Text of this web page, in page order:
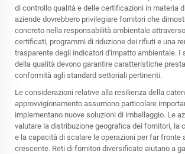
di controllo qualità e delle certificazioni in materia
aziende dovrebbero privilegiare fornitori che
concreto nella responsabilità ambientale
certificati, programmi di riduzione dei rifiuti e una
trasparente degli indicatori d'impatto ambientale. I
della qualità devono garantire caratteristiche
conformità agli standard settoriali pertinenti.
Le considerazioni relative alla resilienza della
approvvigionamento assumono particolare
implementano nuove soluzioni di imballaggio. Le
valutare la distribuzione geografica dei fornitori, la
e la capacità di scalare le operazioni per far fronte
crescente. Reti di fornitori diversificate aiutano a